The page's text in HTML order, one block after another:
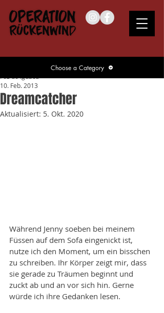
Dreamcatcher
10. Feb. 2013
Aktualisiert: 5. Okt. 2020
Während Jenny soeben bei meinem
Füssen auf dem Sofa eingenickt ist,
nutze ich den Moment, um ein bisschen
zu schreiben. Ihr Körper zeigt mir, dass
sie gerade zu Träumen beginnt und
zuckt ab und an vor sich hin. Gerne
würde ich ihre Gedanken lesen.
Choose a Category